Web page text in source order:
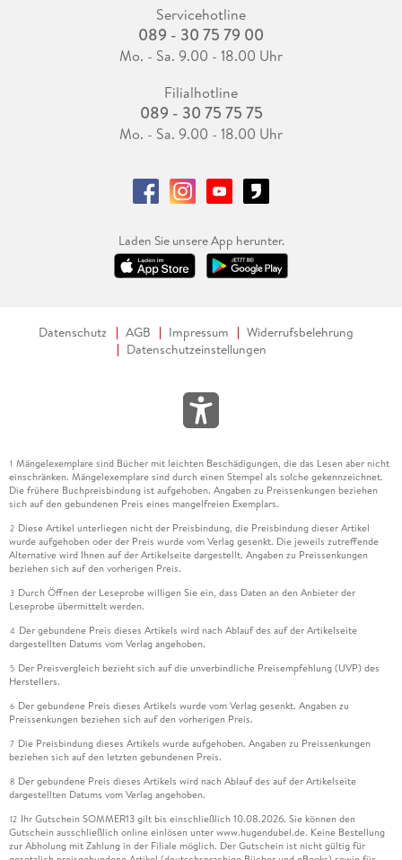
Servicehotline
089 - 30 75 79 00
Mo. - Sa. 9.00 - 18.00 Uhr
Filialhotline
089 - 30 75 75 75
Mo. - Sa. 9.00 - 18.00 Uhr
Laden Sie unsere App herunter.
Datenschutz AGB Impressum
Widerrufsbelehrung
Datenschutzeinstellungen
1 Mängelexemplare sind Bücher mit leichten Beschädigungen, die das Lesen aber nicht
einschränken. Mängelexemplare sind durch einen Stempel als solche gekennzeichnet.
Die frühere Buchpreisbindung ist aufgehoben. Angaben zu Preissenkungen beziehen
sich auf den gebundenen Preis eines mangelfreien Exemplars.
2 Diese Artikel unterliegen nicht der Preisbindung, die Preisbindung dieser Artikel
wurde aufgehoben oder der Preis wurde vom Verlag gesenkt. Die jeweils zutreffende
Alternative wird Ihnen auf der Artikelseite dargestellt. Angaben zu Preissenkungen
beziehen sich auf den vorherigen Preis.
3 Durch Öffnen der Leseprobe willigen Sie ein, dass Daten an den Anbieter der
Leseprobe übermittelt werden.
4 Der gebundene Preis dieses Artikels wird nach Ablauf des auf der Artikelseite
dargestellten Datums vom Verlag angehoben.
5 Der Preisvergleich bezieht sich auf die unverbindliche Preisempfehlung (UVP) des
Herstellers.
6 Der gebundene Preis dieses Artikels wurde vom Verlag gesenkt. Angaben zu
Preissenkungen beziehen sich auf den vorherigen Preis.
7 Die Preisbindung dieses Artikels wurde aufgehoben. Angaben zu Preissenkungen
beziehen sich auf den letzten gebundenen Preis.
8 Der gebundene Preis dieses Artikels wird nach Ablauf des auf der Artikelseite
dargestellten Datums vom Verlag angehoben.
12 Ihr Gutschein SOMMER13 gilt bis einschließlich 10.08.2026. Sie können den
Gutschein ausschließlich online einlösen unter www.hugendubel.de. Keine Bestellung
zur Abholung mit Zahlung in der Filiale möglich. Der Gutschein ist nicht gültig für